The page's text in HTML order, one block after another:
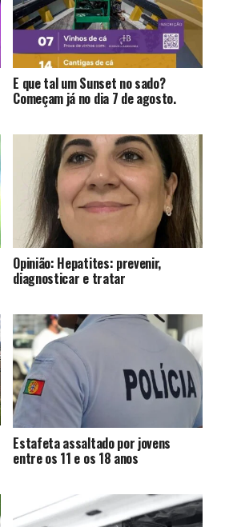
E que tal um Sunset no sado?
Começam já no dia 7 de agosto.
Opinião: Hepatites: prevenir,
diagnosticar e tratar
Estafeta assaltado por jovens
entre os 11 e os 18 anos